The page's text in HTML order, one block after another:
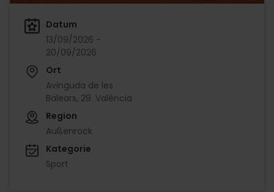
Datum
13/09/2026 -
20/09/2026
Ort
Avinguda de les
Balears, 29. València
Region
Außenrock
Kategorie
Sport